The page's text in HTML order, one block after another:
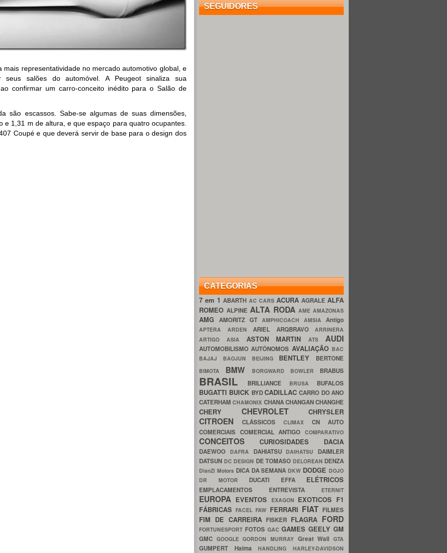
mais representatividade no mercado automotivo global, e
seus salões do automóvel. A Peugeot sinaliza sua
confirmar um carro-conceito inédito para o Salão de
são escassos. Sabe-se algumas de suas dimensões,
e 1,31 m de altura, e que espaço para quatro ocupantes.
Coupé e que deverá servir de base para o design dos
SEGUIDORES
CATEGORIAS
7 em 1ABARTH AC CARS ACURA AGRALE ALFA
ROMEOALPINEALTA RODA AME AMAZONAS
AMG AMORITZ GT AMPHICOACH AMSIA Antigo
APTERA ARDEN ARIEL ARQBRAVO ARRINERA
ARTIGO ASIA ASTON MARTINATS AUDI
AUTOMOBILISMOAUTÔNOMOS AVALIAÇÃO BAC
BAJAJ BAOJUN BEIJING BENTLEY BERTONE
BIMOTA BMW BORGWARD BOWLER BRABUS
BRASIL BRILLIANCE BRUSA BUFALOS
BUGATTI BUICK BYDCADILLACCARRO DO ANO
CATERHAMCHAMONIX CHANACHANGANCHANGHE
CHERY CHEVROLET CHRYSLER
CITROEN CLÁSSICOS CLIMAX CN AUTO
COMERCIAIS COMERCIAL ANTIGOCOMPARATIVO
CONCEITOS CURIOSIDADES DACIA
DAEWOO DAFRA DAHIATSU DAIHATSU DAIMLER
DATSUN DC DESIGN DE TOMASO DELOREAN DENZA
DianZi Motors DICA DA SEMANA DKW DODGE DOJO
DR MOTOR DUCATI EFFA ELÉTRICOS
EMPLACAMENTOS ENTREVISTA ETERNIT
EUROPA EVENTOS EXAGON EXOTICOS F1
FÁBRICASFACELFAW FERRARI FIAT FILMES
FIM DE CARREIRA FISKER FLAGRA FORD
FORTUNESPORT FOTOS GACGAMESGEELYGM
GMC GOOGLEGORDON MURRAY Great WallGTA
GUMPERT HaimaHANDLINGHARLEY-DAVIDSON